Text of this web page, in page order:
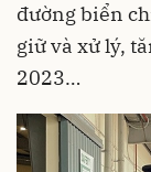
đường biển
giữ và xử lý,
2023…